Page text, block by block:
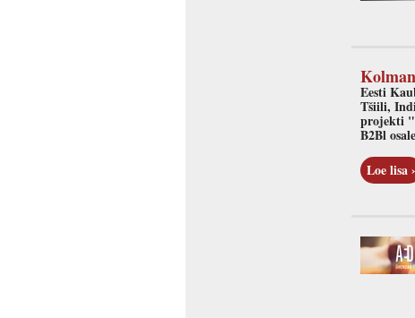
Eesti
Tšiili,
projekti
B2Bl
Loe lisa ›